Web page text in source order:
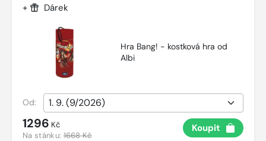
+ Dárek
Hra Bang! - kostková hra od
Albi
Od:
1296 Kč
Na stánku:1668 Kč
Koupit